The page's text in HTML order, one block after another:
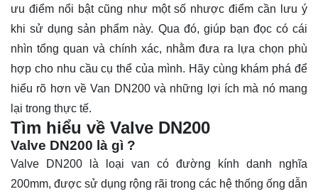
ưu điểm nổi bật cũng như một số nhược điểm cần lưu ý
khi sử dụng sản phẩm này. Qua đó, giúp bạn đọc có cái
nhìn tổng quan và chính xác, nhằm đưa ra lựa chọn phù
hợp cho nhu cầu cụ thể của mình. Hãy cùng khám phá để
hiểu rõ hơn về Van DN200 và những lợi ích mà nó mang
lại trong thực tế.
Tìm hiểu về Valve DN200
Valve DN200 là gì ?
Valve DN200 là loại van có đường kính danh nghĩa
200mm, được sử dụng rộng rãi trong các hệ thống ống dẫn